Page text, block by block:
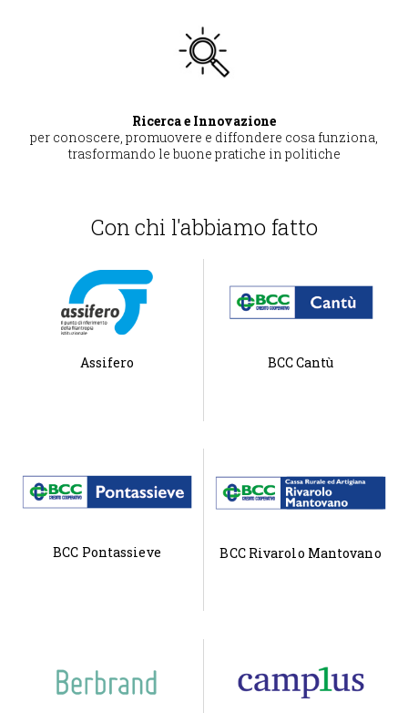
Ricerca e Innovazione
per conoscere, promuovere e diffondere cosa funziona,
trasformando le buone pratiche in politiche
Con chi l'abbiamo fatto
Assifero BCC Cantù
BCC Pontassieve BCC Rivarolo Mantovano